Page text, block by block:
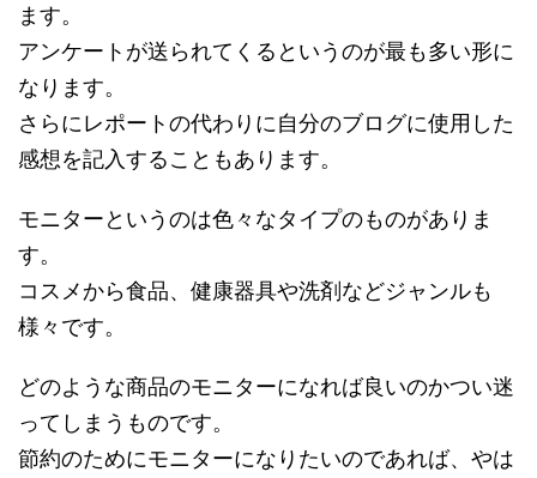
ます。
アンケートが送られてくるというのが最も多い形に
なります。
さらにレポートの代わりに自分のブログに使用した
感想を記入することもあります。
モニターというのは色々なタイプのものがありま
す。
コスメから食品、健康器具や洗剤などジャンルも
様々です。
どのような商品のモニターになれば良いのかつい迷
ってしまうものです。
節約のためにモニターになりたいのであれば、やは